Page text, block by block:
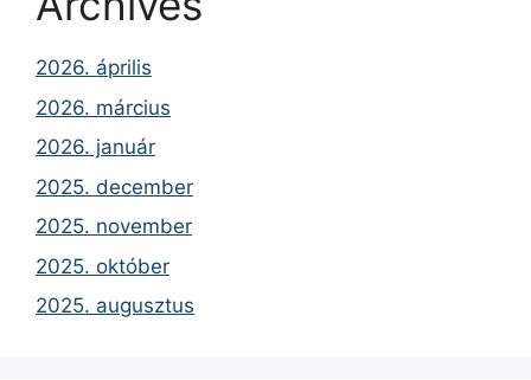
2026. április
2026. március
2026. január
2025. december
2025. november
2025. október
2025. augusztus